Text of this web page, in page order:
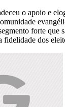
o apoio e
forte que
dos